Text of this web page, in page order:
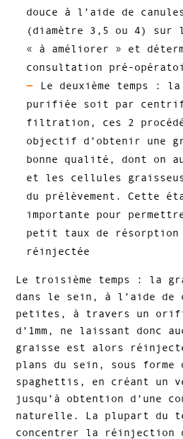
douce à l’aide de
(diamètre 3,5 ou 4) sur
« à améliorer » et
consultation pré-
Le deuxième temps :
purifiée soit par
filtration, ces 2
objectif d’obtenir une
bonne qualité, dont on
et les cellules
du prélèvement. Cette
importante pour
petit taux de résorption
réinjectée
Le troisième temps : la
dans le sein, à l’aide de
petites, à travers un
d’1mm, ne laissant donc
graisse est alors
plans du sein, sous forme
spaghettis, en créant un
jusqu’à obtention d’une
naturelle. La plupart du
concentrer la réinjection